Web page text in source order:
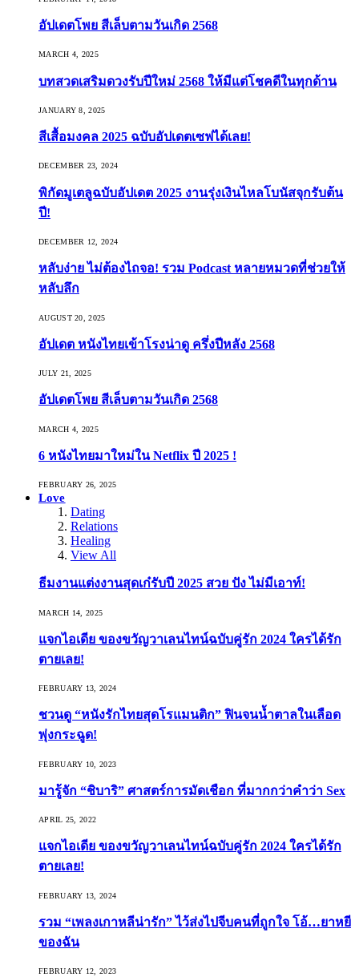
อัปเดตโพย สีเล็บตามวันเกิด 2568
MARCH 4, 2025
บทสวดเสริมดวงรับปีใหม่ 2568 ให้มีแต่โชคดีในทุกด้าน
JANUARY 8, 2025
สีเสื้อมงคล 2025 ฉบับอัปเดตเซฟได้เลย!
DECEMBER 23, 2024
พิกัดมูเตลูฉบับอัปเดต 2025 งานรุ่งเงินไหลโบนัสจุกรับต้น
ปี!
DECEMBER 12, 2024
หลับง่าย ไม่ต้องไถจอ! รวม Podcast หลายหมวดที่ช่วยให้
หลับลึก
AUGUST 20, 2025
อัปเดต หนังไทยเข้าโรงน่าดู ครึ่งปีหลัง 2568
JULY 21, 2025
อัปเดตโพย สีเล็บตามวันเกิด 2568
MARCH 4, 2025
6 หนังไทยมาใหม่ใน Netflix ปี 2025 !
FEBRUARY 26, 2025
Love
Dating
Relations
Healing
View All
ธีมงานแต่งงานสุดเก๋รับปี 2025 สวย ปัง ไม่มีเอาท์!
MARCH 14, 2025
แจกไอเดีย ของขวัญวาเลนไทน์ฉบับคู่รัก 2024 ใครได้รัก
ตายเลย!
FEBRUARY 13, 2024
ชวนดู “หนังรักไทยสุดโรแมนติก” ฟินจนน้ำตาลในเลือด
พุ่งกระฉูด!
FEBRUARY 10, 2023
มารู้จัก “ชิบาริ” ศาสตร์การมัดเชือก ที่มากกว่าคำว่า Sex
APRIL 25, 2022
แจกไอเดีย ของขวัญวาเลนไทน์ฉบับคู่รัก 2024 ใครได้รัก
ตายเลย!
FEBRUARY 13, 2024
รวม “เพลงเกาหลีน่ารัก” ไว้ส่งไปจีบคนที่ถูกใจ โอ้…ยาหยี
ของฉัน
FEBRUARY 12, 2023